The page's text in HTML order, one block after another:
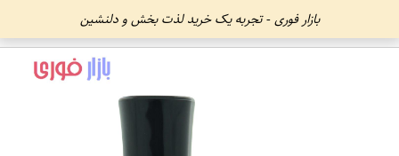
بازار فوری - تجربه یک خرید لذت بخش و دلنشین